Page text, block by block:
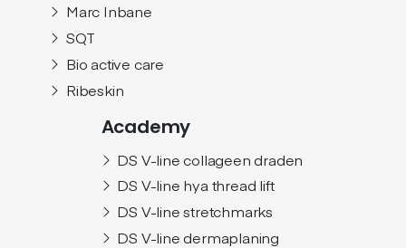
Marc Inbane
SQT
Bio active care
Ribeskin
Academy
DS V-line collageen draden
DS V-line hya thread lift
DS V-line stretchmarks
DS V-line dermaplaning